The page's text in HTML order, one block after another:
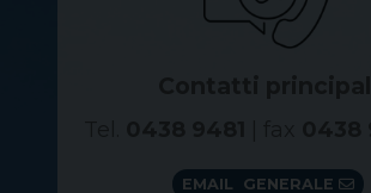
EMAIL GENERALE